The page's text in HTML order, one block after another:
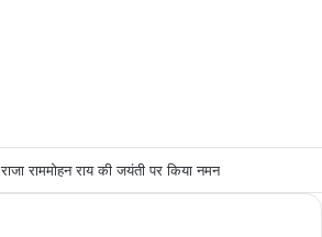
राममोहन राय की जयंती पर किया नमन